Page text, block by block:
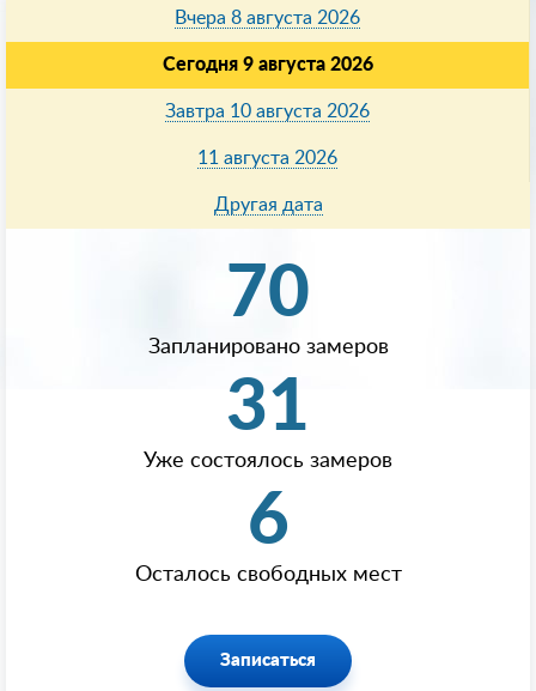
Вчера 8 августа 2026
Сегодня 9 августа 2026
Завтра 10 августа 2026
11 августа 2026
Другая дата
70
Запланировано замеров
31
Уже состоялось замеров
6
Осталось свободных мест
Записаться